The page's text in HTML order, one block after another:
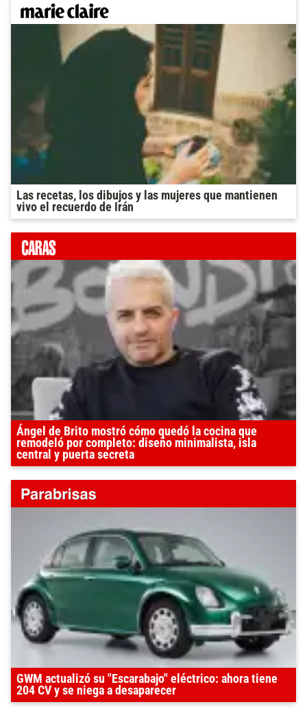
Las recetas, los dibujos y las mujeres que mantienen
vivo el recuerdo de Irán
Ángel de Brito mostró cómo quedó la cocina que
remodeló por completo: diseño minimalista, isla
central y puerta secreta
GWM actualizó su "Escarabajo" eléctrico: ahora tiene
204 CV y se niega a desaparecer